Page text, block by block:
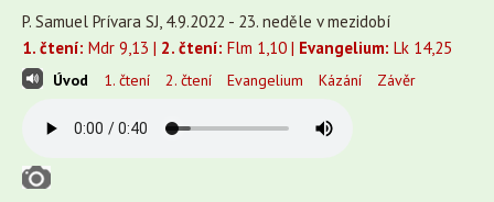
P. Samuel Prívara SJ, 4.9.2022 - 23. neděle v mezidobí
1. čtení: Mdr 9,13 | 2. čtení: Flm 1,10 | Evangelium: Lk 14,25
Úvod 1. čtení 2. čtení Evangelium Kázání Závěr